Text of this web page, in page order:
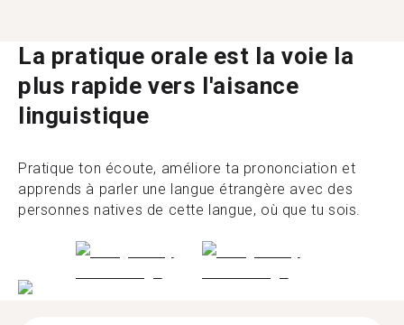
La pratique orale est la voie la
plus rapide vers l'aisance
linguistique
Pratique ton écoute, améliore ta prononciation et
apprends à parler une langue étrangère avec des
personnes natives de cette langue, où que tu sois.